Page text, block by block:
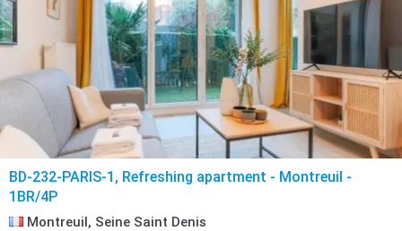
BD-232-PARIS-1, Refreshing apartment - Montreuil -
1BR/4P
Montreuil, Seine Saint Denis